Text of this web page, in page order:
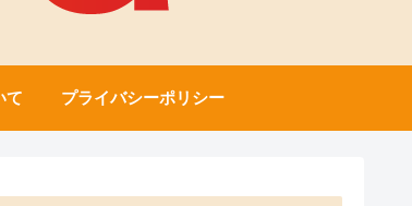
て プライバシーポリシー